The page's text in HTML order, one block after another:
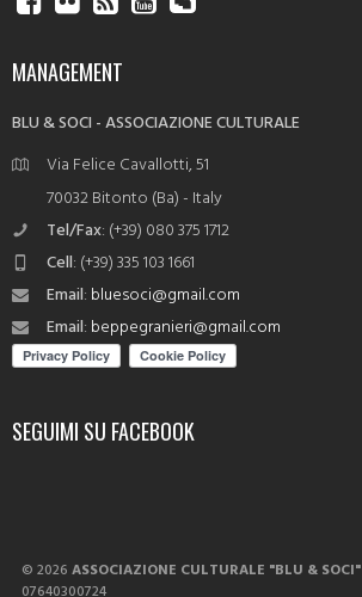
MANAGEMENT
BLU & SOCI - ASSOCIAZIONE CULTURALE
Via Felice Cavallotti, 51
70032 Bitonto (Ba) - Italy
Tel/Fax: (+39) 080 375 1712
Cell: (+39) 335 103 1661
Email: bluesoci@gmail.com
Email: beppegranieri@gmail.com
SEGUIMI SU FACEBOOK
© 2026 ASSOCIAZIONE CULTURALE "BLU & SOCI"